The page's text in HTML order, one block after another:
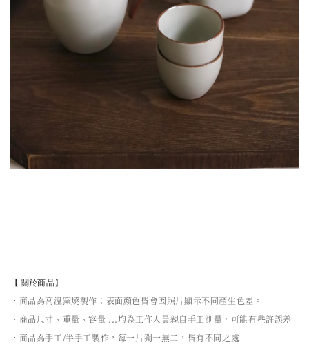
【 關於商品】
・商品為高溫窯燒製作；表面顏色皆會因照片顯示不同產生色差。
・商品尺寸、重量、容量 ...均為工作人員親自手工測量，可能有些許誤差
・商品為手工/半手工製作，每一片獨一無二，皆有不同之處